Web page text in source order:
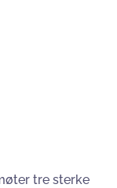
tre sterke